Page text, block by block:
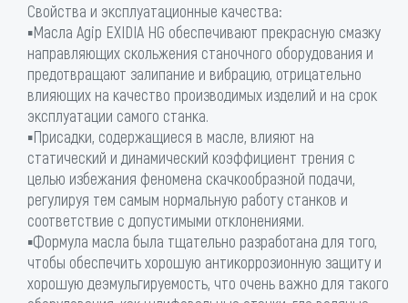
Свойства и эксплуатационные качества:
▪Масла Agip EXIDIA HG обеспечивают прекрасную смазку
направляющих скольжения станочного оборудования и
предотвращают залипание и вибрацию, отрицательно
влияющих на качество производимых изделий и на срок
эксплуатации самого станка.
▪Присадки, содержащиеся в масле, влияют на
статический и динамический коэффициент трения с
целью избежания феномена скачкообразной подачи,
регулируя тем самым нормальную работу станков и
соответствие с допустимыми отклонениями.
▪Формула масла была тщательно разработана для того,
чтобы обеспечить хорошую антикоррозионную защиту и
хорошую деэмульгируемость, что очень важно для такого